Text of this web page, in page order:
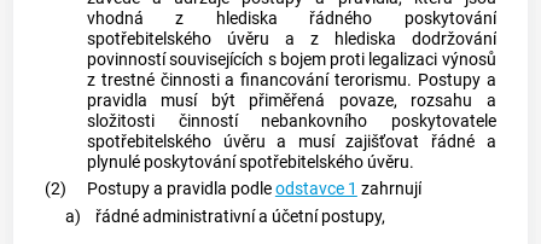
vhodná z hlediska řádného poskytování
spotřebitelského úvěru a z hlediska dodržování
povinností souvisejících s bojem proti legalizaci výnosů
z trestné činnosti a financování terorismu. Postupy a
pravidla musí být přiměřená povaze, rozsahu a
složitosti činností nebankovního poskytovatele
spotřebitelského úvěru a musí zajišťovat řádné a
plynulé poskytování spotřebitelského úvěru.
(2)
Postupy a pravidla podleodstavce 1 zahrnují
a)
řádné administrativní a účetní postupy,